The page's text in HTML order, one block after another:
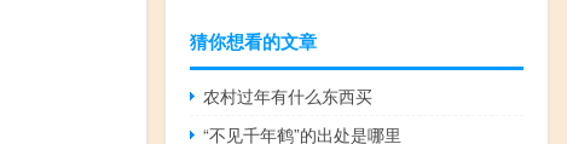
猜你想看的文章
农村过年有什么东西买
“不见千年鹤”的出处是哪里